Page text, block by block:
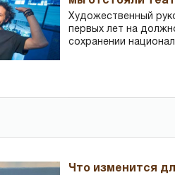
Художественный
первых лет на
сохранении
Что изменится